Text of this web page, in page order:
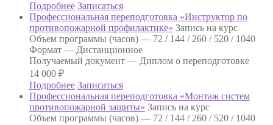
Подробнее Записаться
Профессиональная переподготовка «Инструктор по
противопожарной профилактике» Запись на курс
Объем программы (часов) — 72 / 144 / 260 / 520 / 1040
Формат — Дистанционное
Получаемый документ — Диплом о переподготовке
14 000 ₽
Подробнее Записаться
Профессиональная переподготовка «Монтаж систем
противопожарной защиты» Запись на курс
Объем программы (часов) — 72 / 144 / 260 / 520 / 1040